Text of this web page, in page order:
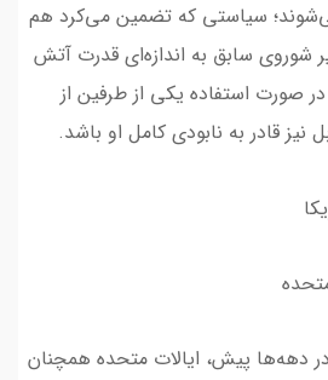
سیاستی که تضمین می‌کرد هم
شوروی سابق به اندازه‌ای قدرت آتش
در صورت استفاده یکی از طرفین از
قادر به نابودی کامل او باشد.
دهه‌ها پیش، ایالات متحده همچنان